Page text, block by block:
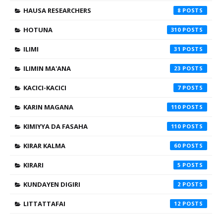
HAUSA RESEARCHERS 8
HOTUNA 310
ILIMI 31
ILIMIN MA'ANA 23
KACICI-KACICI 7
KARIN MAGANA 110
KIMIYYA DA FASAHA 110
KIRAR KALMA 60
KIRARI 5
KUNDAYEN DIGIRI 2
LITTATTAFAI 12